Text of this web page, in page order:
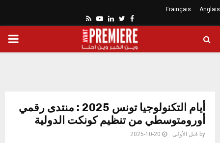
Anglais
Frainçais
Facebook
Twitter
Linkedin
Youtube
Rss
أيام التكنولوجيا تونس 2025 : منتدى رقمي
أورومتوسطي من تنظيم كونكت الدولية
by قبل الأولى 2025-10-20